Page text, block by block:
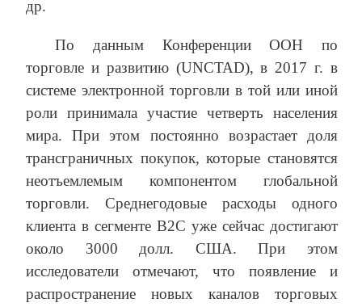
др.
По данным Конференции ООН по
торговле и развитию (UNCTAD), в 2017 г. в
системе электронной торговли в той или иной
роли принимала участие четверть населения
мира. При этом постоянно возрастает доля
трансграничных покупок, которые становятся
неотъемлемым компонентом глобальной
торговли. Среднегодовые расходы одного
клиента в сегменте B2C уже сейчас достигают
около 3000 долл. США. При этом
исследователи отмечают, что появление и
распространение новых каналов торговых